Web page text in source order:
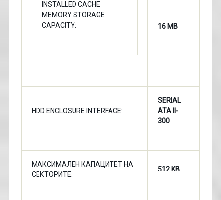
INSTALLED CACHE
MEMORY STORAGE
CAPACITY:
16 MB
HDD ENCLOSURE INTERFACE:
SERIAL
ATA II-
300
МАКСИМАЛЕН КАПАЦИТЕТ НА
СЕКТОРИТЕ:
512 KB